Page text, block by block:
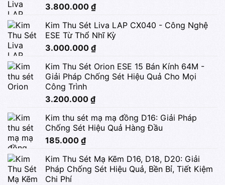
3.800.000 ₫
Kim Thu Sét Liva LAP CX040 - Công Nghệ
ESE Từ Thổ Nhĩ Kỳ
3.000.000 ₫
Kim Thu Sét Orion ESE 15 Bán Kính 64M -
Giải Pháp Chống Sét Hiệu Quả Cho Mọi
Công Trình
3.200.000 ₫
Kim thu sét mạ mạ đồng D16: Giải Pháp
Chống Sét Hiệu Quả Hàng Đầu
185.000 ₫
Kim Thu Sét Mạ Kẽm D16, D18, D20: Giải
Pháp Chống Sét Hiệu Quả, Bền Bỉ, Tiết Kiệm
Chi Phí